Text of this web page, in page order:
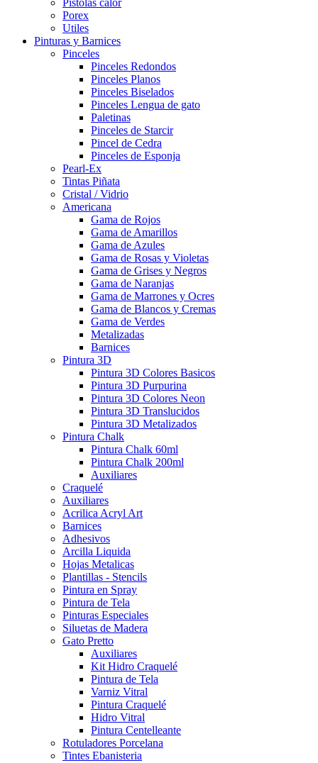
Porex
Utiles
Pinturas y Barnices
Pinceles
Pinceles Redondos
Pinceles Planos
Pinceles Biselados
Pinceles Lengua de gato
Paletinas
Pinceles de Starcir
Pincel de Cedra
Pinceles de Esponja
Pearl-Ex
Tintas Piñata
Cristal / Vidrio
Americana
Gama de Rojos
Gama de Amarillos
Gama de Azules
Gama de Rosas y Violetas
Gama de Grises y Negros
Gama de Naranjas
Gama de Marrones y Ocres
Gama de Blancos y Cremas
Gama de Verdes
Metalizadas
Barnices
Pintura 3D
Pintura 3D Colores Basicos
Pintura 3D Purpurina
Pintura 3D Colores Neon
Pintura 3D Translucidos
Pintura 3D Metalizados
Pintura Chalk
Pintura Chalk 60ml
Pintura Chalk 200ml
Auxiliares
Craquelé
Auxiliares
Acrilica Acryl Art
Barnices
Adhesivos
Arcilla Liquida
Hojas Metalicas
Plantillas - Stencils
Pintura en Spray
Pintura de Tela
Pinturas Especiales
Siluetas de Madera
Gato Pretto
Auxiliares
Kit Hidro Craquelé
Pintura de Tela
Varniz Vitral
Pintura Craquelé
Hidro Vitral
Pintura Centelleante
Rotuladores Porcelana
Tintes Ebanisteria